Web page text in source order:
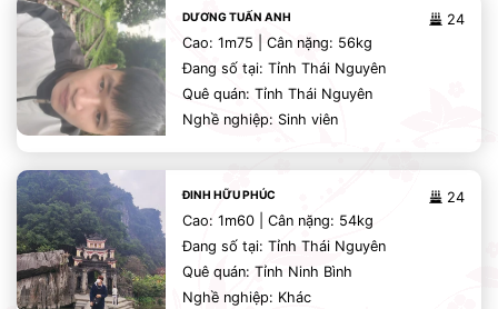
24
DƯƠNG TUẤN ANH
Cao: 1m75 | Cân nặng: 56kg
Đang số tại: Tỉnh Thái Nguyên
Quê quán: Tỉnh Thái Nguyên
Nghề nghiệp: Sinh viên
24
ĐINH HỮU PHÚC
Cao: 1m60 | Cân nặng: 54kg
Đang số tại: Tỉnh Thái Nguyên
Quê quán: Tỉnh Ninh Bình
Nghề nghiệp: Khác